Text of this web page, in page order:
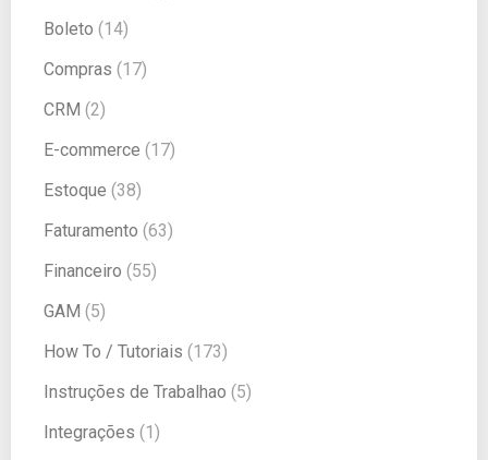
Boleto (14)
Compras (17)
CRM (2)
E-commerce (17)
Estoque (38)
Faturamento (63)
Financeiro (55)
GAM (5)
How To / Tutoriais (173)
Instruções de Trabalhao (5)
Integrações (1)